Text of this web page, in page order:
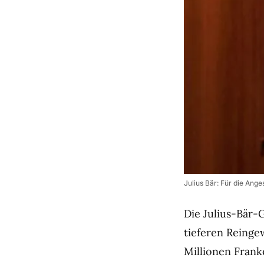
Julius Bär: Für die
Die Julius-Bär-
tieferen
Millionen